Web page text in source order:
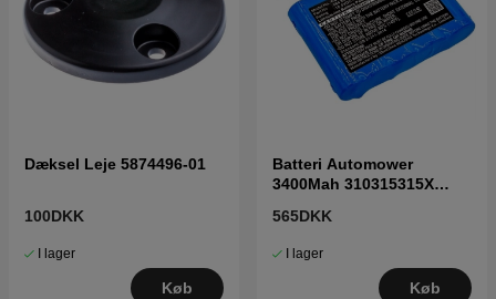
Dæksel Leje 5874496-01
100DKK
I lager
Køb
Batteri Automower
3400Mah 310315315X
565DKK
I lager
Køb